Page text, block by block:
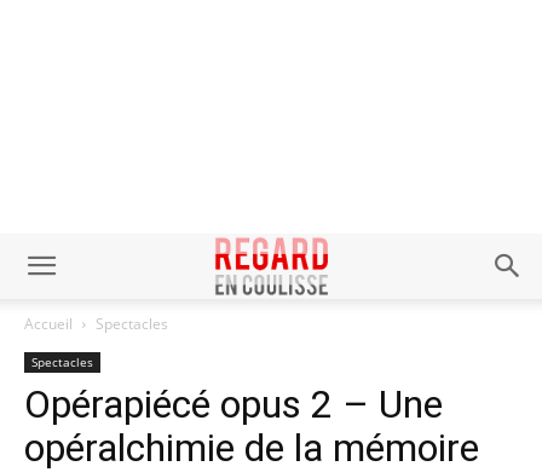
Accueil Spectacles
Spectacles
Opérapiécé opus 2 – Une
opéralchimie de la mémoire